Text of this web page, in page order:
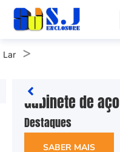
Lar >
Gabinete de
Destaques
SABER MAIS